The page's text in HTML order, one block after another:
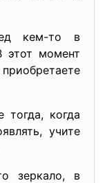
кем-то в
этот момент
тогда, когда
учите
зеркало, в